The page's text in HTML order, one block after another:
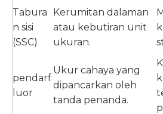
Tabura
n sisi
(SSC)
Kerumitan dalaman
atau kebutiran unit
ukuran.
pendarf
luor
Ukur cahaya yang
dipancarkan oleh
tanda penanda.